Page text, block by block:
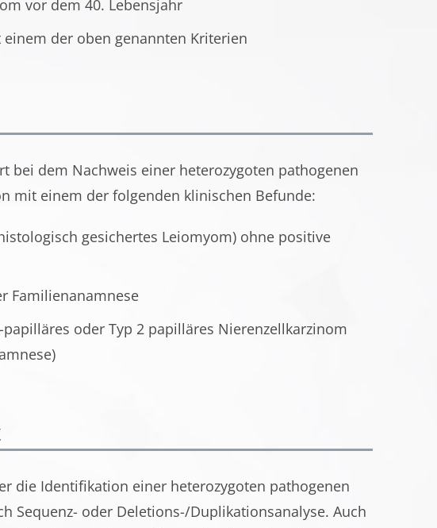
vor dem 40. Lebensjahr
der oben genannten Kriterien
bei dem Nachweis einer heterozygoten pathogenen
mit einem der folgenden klinischen Befunde:
gesichertes Leiomyom) ohne positive
Familienanamnese
oder Typ 2 papilläres Nierenzellkarzinom
die Identifikation einer heterozygoten pathogenen
Sequenz- oder Deletions-/Duplikationsanalyse. Auch